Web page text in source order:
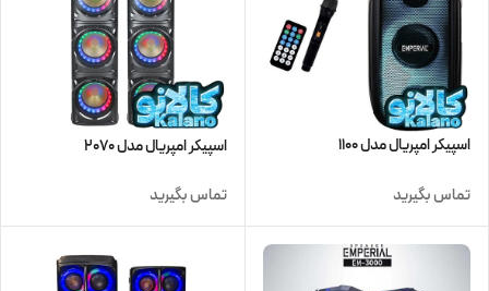
اسپیکر امپریال مدل 1100
تماس بگیرید
اسپیکر امپریال مدل 2070
تماس بگیرید